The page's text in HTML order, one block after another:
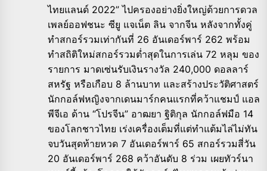
ไทยแลนด์ 2022” ไปครองอย่างยิ่งใหญ่ด้วยการดวล
เพลย์ออฟชนะ ซียู แจเน็ต ลิน จากจีน หลังจากทั้งคู่
ทำสกอร์รวมเท่ากันที่ 26 อันเดอร์พาร์ 262 พร้อม
ทำสถิติใหม่สกอร์รวมต่ำสุดในการเล่น 72 หลุม ของ
รายการ มาดเซ่นรับเงินรางวัล 240,000 ดอลลาร์
สหรัฐ หรือเกือบ 8 ล้านบาท และสร้างประวัติศาสตร์
นักกอล์ฟหญิงจากเดนมาร์กคนแรกที่คว้าแชมป์ แอล
พีจีเอ ด้าน “โปรจีน” อาฒยา ฐิติกุล นักกอล์ฟมือ 14
ของโลกชาวไทย เร่งเครื่องเต็มที่แต่ทำแต้มไล่ไม่ทัน
จบวันสุดท้ายหวด 7 อันเดอร์พาร์ 65 สกอร์รวมสี่วัน
20 อันเดอร์พาร์ 268 คว้าอันดับ 8 ร่วม เผยทัวร์นา